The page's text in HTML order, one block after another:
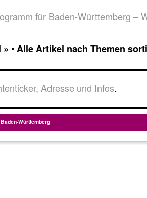
für Baden-Württemberg –
» •Alle Artikel nach Themen
Adresse und Infos.
Württemberg